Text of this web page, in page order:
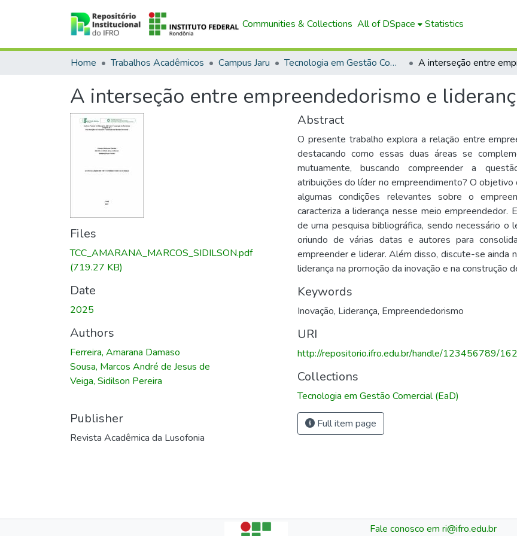
Communities & Collections All of DSpace Statistics
Home Trabalhos Acadêmicos Campus Jaru Tecnologia em Gestão Comercial (EaD)
A interseção entre empreendedorismo e
Files
TCC_AMARANA_MARCOS_SIDILSON.pdf
(719.27 KB)
Date
2025
Authors
Ferreira, Amarana Damaso
Sousa, Marcos André de Jesus de
Veiga, Sidilson Pereira
Publisher
Revista Acadêmica da Lusofonia
Abstract
O presente trabalho explora a relação entre
destacando como essas duas áreas se
mutuamente, buscando compreender a
atribuições do líder no empreendimento? O
algumas condições relevantes sobre o
caracteriza a liderança nesse meio empreendedor.
de uma pesquisa bibliográfica, sendo necessário o
oriundo de várias datas e autores para
empreender e liderar. Além disso, discute-se ainda
liderança na promoção da inovação e na construção
Keywords
Inovação, Liderança, Empreendedorismo
URI
http://repositorio.ifro.edu.br/handle/123456789/
Collections
Tecnologia em Gestão Comercial (EaD)
Full item page
Fale conosco em ri@ifro.edu.br